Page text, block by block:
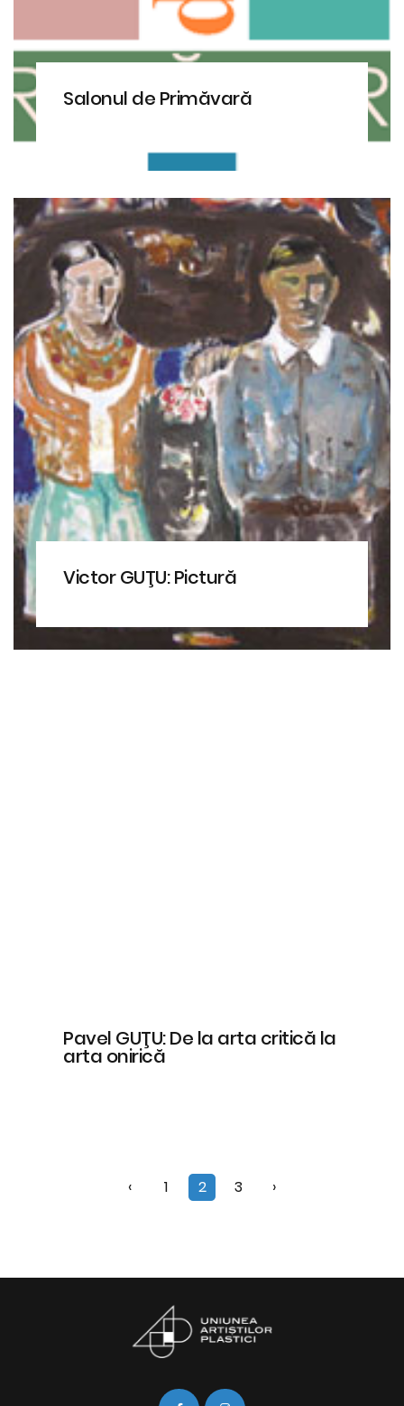
Salonul de Primăvară
Victor GUŢU: Pictură
Pavel GUŢU: De la arta critică la
arta onirică
‹ 1 2 3 ›